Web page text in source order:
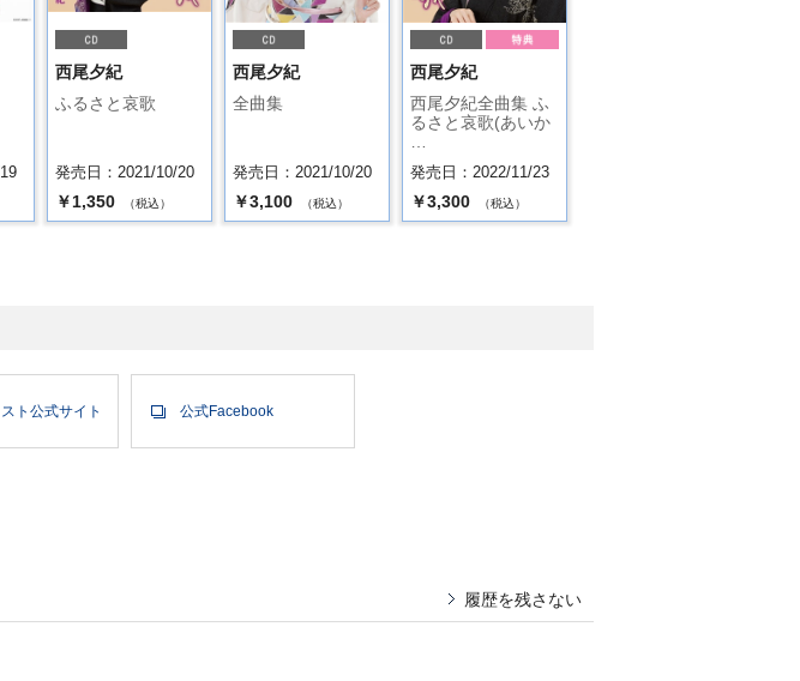
西尾夕紀
ふるさと哀歌
発売日：2021/10/20
￥1,350 （税込）
西尾夕紀
全曲集
発売日：2021/10/20
￥3,100 （税込）
西尾夕紀
西尾夕紀全曲集 ふ
るさと哀歌(あいか
発売日：2022/11/23
￥3,300 （税込）
ト公式サイト 公式Facebook
履歴を残さない